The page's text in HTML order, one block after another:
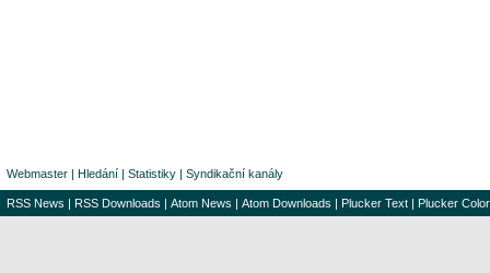
Webmaster | Hledání | Statistiky | Syndikační kanály
RSS News | RSS Downloads | Atom News | Atom Downloads | Plucker Text | Plucker Color